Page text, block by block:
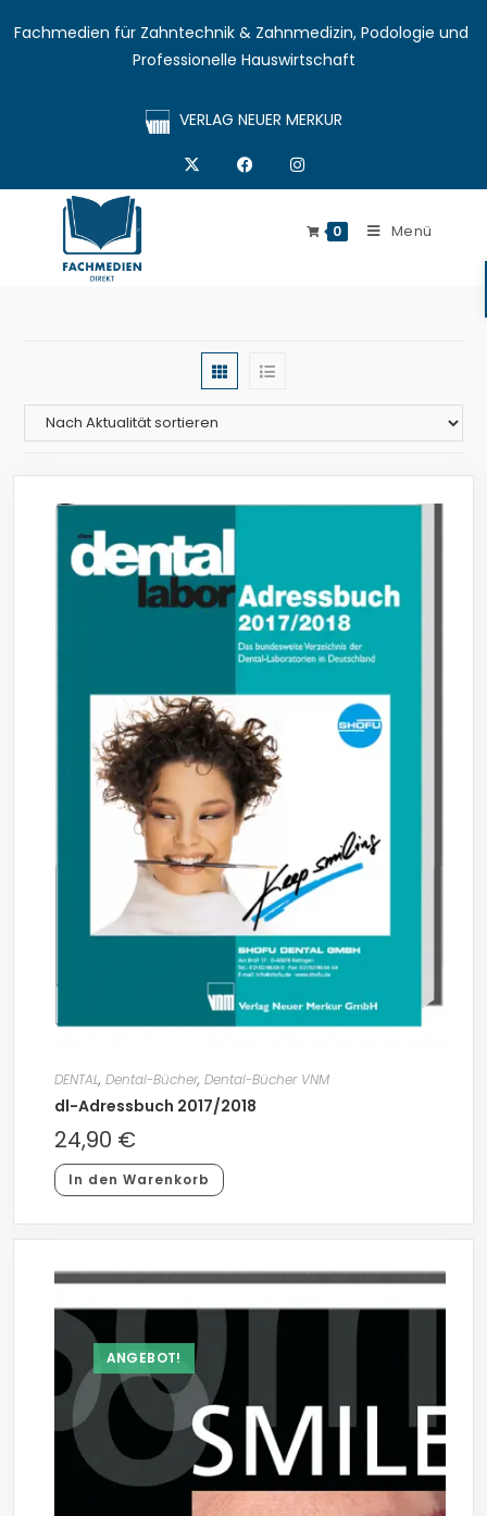
Fachmedien für Zahntechnik & Zahnmedizin, Podologie und
Professionelle Hauswirtschaft
VERLAG NEUER MERKUR
0 Menü
DENTAL, Dental-Bücher, Dental-Bücher VNM
dl-Adressbuch 2017/2018
24,90 €
In den Warenkorb
ANGEBOT!